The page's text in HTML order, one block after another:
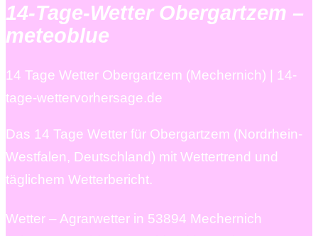
14-Tage-Wetter Obergartzem –
meteoblue
14 Tage Wetter Obergartzem (Mechernich) | 14-
tage-wettervorhersage.de
Das 14 Tage Wetter für Obergartzem (Nordrhein-
Westfalen, Deutschland) mit Wettertrend und
täglichem Wetterbericht.
Wetter – Agrarwetter in 53894 Mechernich